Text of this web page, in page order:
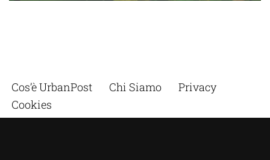
Cos’è UrbanPost Chi Siamo
Privacy
Cookies